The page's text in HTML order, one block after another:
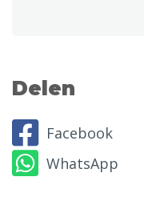
Delen
Facebook
WhatsApp